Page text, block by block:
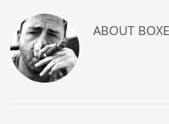
ABOUT